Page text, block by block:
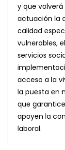
y que
actuación la
calidad
vulnerables,
servicios
acceso a la
la puesta en
que
apoyen la
laboral.